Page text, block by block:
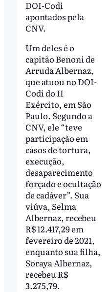
DOI-Codi
apontados pela
CNV.
Um deles é o
capitão Benoni de
Arruda Albernaz,
que atuou no DOI-
Codi do II
Exército, em São
Paulo. Segundo a
CNV, ele “teve
participação em
casos de tortura,
execução,
desaparecimento
forçado e ocultação
de cadáver”. Sua
viúva, Selma
Albernaz, recebeu
R$ 12.417,29 em
fevereiro de 2021,
enquanto sua filha,
Soraya Albernaz,
recebeu R$
3.275,79.